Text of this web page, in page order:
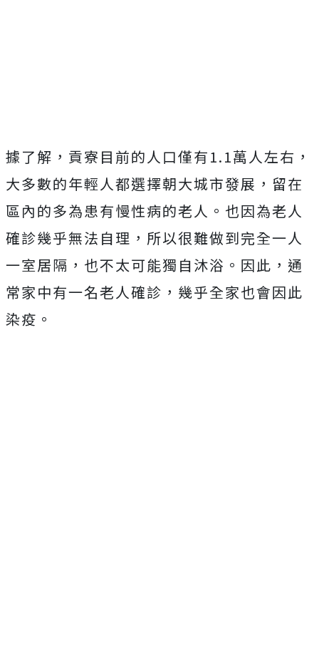
據了解，貢寮目前的人口僅有1.1萬人左右，
大多數的年輕人都選擇朝大城市發展，留在
區內的多為患有慢性病的老人。也因為老人
確診幾乎無法自理，所以很難做到完全一人
一室居隔，也不太可能獨自沐浴。因此，通
常家中有一名老人確診，幾乎全家也會因此
染疫。